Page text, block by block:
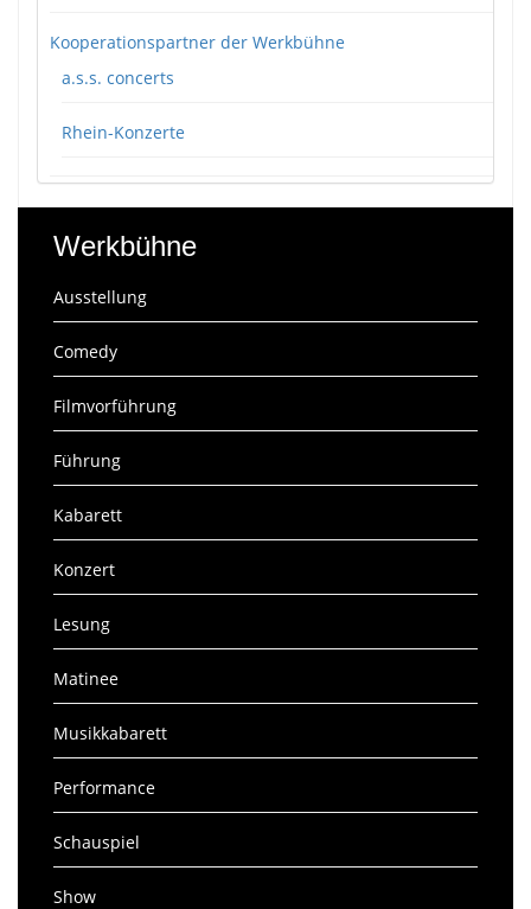
Kooperationspartner der Werkbühne
a.s.s. concerts
Rhein-Konzerte
Werkbühne
Ausstellung
Comedy
Filmvorführung
Führung
Kabarett
Konzert
Lesung
Matinee
Musikkabarett
Performance
Schauspiel
Show